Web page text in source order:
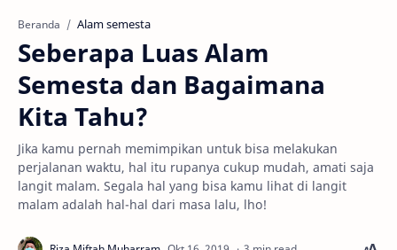
Beranda Alam semesta
Seberapa Luas Alam
Semesta dan Bagaimana
Kita Tahu?
Jika kamu pernah memimpikan untuk bisa melakukan
perjalanan waktu, hal itu rupanya cukup mudah, amati saja
langit malam. Segala hal yang bisa kamu lihat di langit
malam adalah hal-hal dari masa lalu, lho!